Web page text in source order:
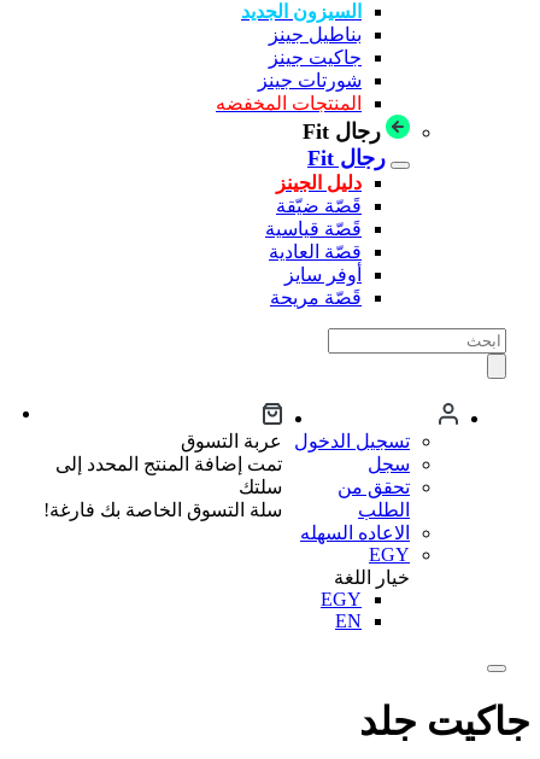
السيزون الجديد
بناطيل جينز
جاكيت جينز
شورتات جينز
المنتجات المخفضه
رجال Fit
رجال Fit
دليل الجينز
قَصّة ضيّقة
قَصّة قياسية
قصّة العادية
أوفر سايز
قَصّة مريحة
تسجيل الدخول
سجل
تحقق من
الطلب
الاعاده السهله
EGY
خيار اللغة
EGY
EN
عربة التسوق
تمت إضافة المنتج المحدد إلى
سلتك
سلة التسوق الخاصة بك فارغة!
جاكيت جلد